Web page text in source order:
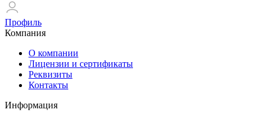
Профиль
Компания
О компании
Лицензии и сертификаты
Реквизиты
Контакты
Информация